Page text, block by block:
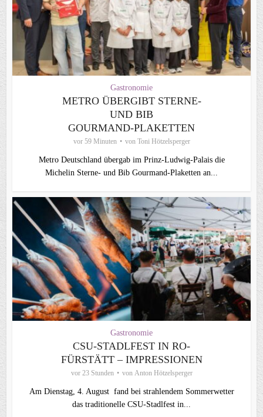
Gastronomie
METRO ÜBERGIBT STERNE-
UND BIB
GOURMAND‑PLAKETTEN
vor 59 Minuten von Toni Hötzelsperger
Metro Deutschland übergab im Prinz-Ludwig-Palais die
Michelin Sterne- und Bib Gourmand-Plaketten an...
Gastronomie
CSU-STADLFEST IN RO-
FÜRSTÄTT – IMPRESSIONEN
vor 23 Stunden von Anton Hötzelsperger
Am Dienstag, 4. August fand bei strahlendem Sommerwetter
das traditionelle CSU-Stadlfest in...